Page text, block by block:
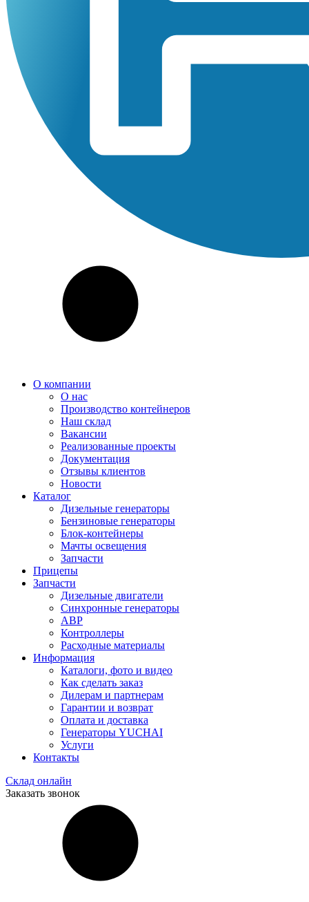
О компании
О нас
Производство контейнеров
Наш склад
Вакансии
Реализованные проекты
Документация
Отзывы клиентов
Новости
Каталог
Дизельные генераторы
Бензиновые генераторы
Блок-контейнеры
Мачты освещения
Запчасти
Прицепы
Запчасти
Дизельные двигатели
Синхронные генераторы
АВР
Контроллеры
Расходные материалы
Информация
Каталоги, фото и видео
Как сделать заказ
Дилерам и партнерам
Гарантии и возврат
Оплата и доставка
Генераторы YUCHAI
Услуги
Контакты
Склад онлайн
Заказать звонок